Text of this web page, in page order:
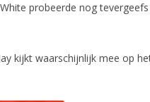
probeerde nog
kijkt waarschijnlijk mee op